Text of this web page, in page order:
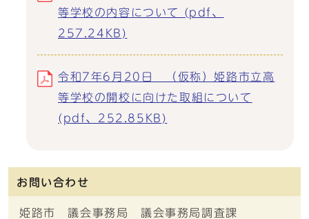
等学校の内容について (pdf、
257.24KB)
令和7年6月20日 （仮称）姫路市立高
等学校の開校に向けた取組について
(pdf、252.85KB)
お問い合わせ
姫路市 議会事務局 議会事務局調査課